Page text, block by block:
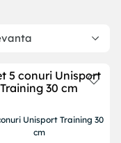
Unisport Training 30
cm